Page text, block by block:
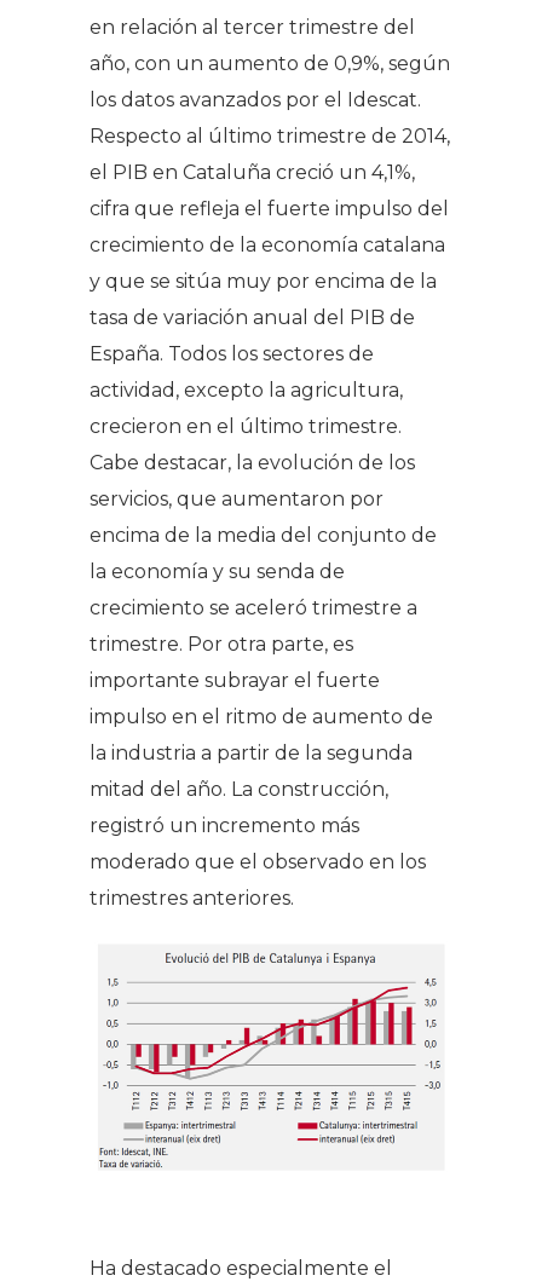
en relación al tercer trimestre del
año, con un aumento de 0,9%, según
los datos avanzados por el Idescat.
Respecto al último trimestre de 2014,
el PIB en Cataluña creció un 4,1%,
cifra que refleja el fuerte impulso del
crecimiento de la economía catalana
y que se sitúa muy por encima de la
tasa de variación anual del PIB de
España. Todos los sectores de
actividad, excepto la agricultura,
crecieron en el último trimestre.
Cabe destacar, la evolución de los
servicios, que aumentaron por
encima de la media del conjunto de
la economía y su senda de
crecimiento se aceleró trimestre a
trimestre. Por otra parte, es
importante subrayar el fuerte
impulso en el ritmo de aumento de
la industria a partir de la segunda
mitad del año. La construcción,
registró un incremento más
moderado que el observado en los
trimestres anteriores.
Ha destacado especialmente el